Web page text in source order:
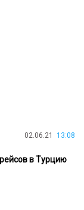
02.06.21 13:08
в Турцию